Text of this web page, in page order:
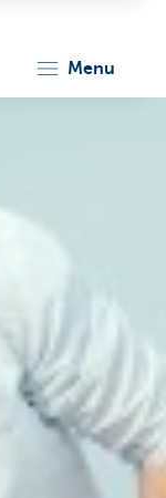
menu